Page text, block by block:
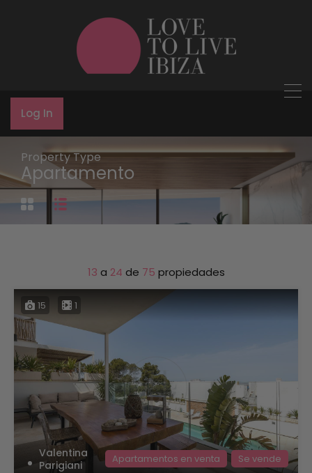
Log In
Property Type
Apartamento
13 a 24 de 75 propiedades
15 1
Valentina
Parigiani
Apartamentos en venta Se vende